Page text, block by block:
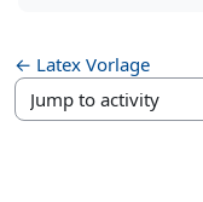
← Latex Vorlage
Jump to activity